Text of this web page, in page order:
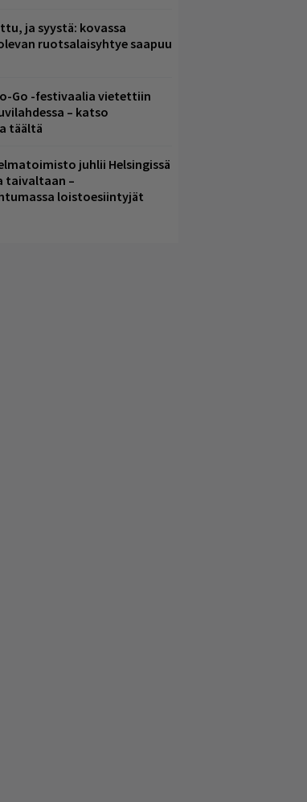
ja syystä: kovassa
ruotsalaisyhtye saapuu
Go -festivaalia vietettiin
– katso
täältä
juhlii Helsingissä
taivaltaan –
loistoesiintyjät